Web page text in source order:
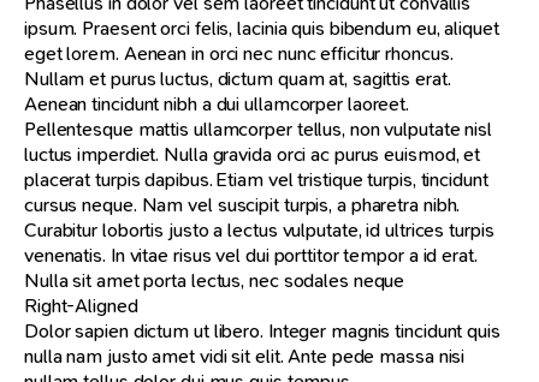
ipsum. Praesent orci felis, lacinia quis bibendum eu, aliquet
eget lorem. Aenean in orci nec nunc efficitur rhoncus.
Nullam et purus luctus, dictum quam at, sagittis erat.
Aenean tincidunt nibh a dui ullamcorper laoreet.
Pellentesque mattis ullamcorper tellus, non vulputate nisl
luctus imperdiet. Nulla gravida orci ac purus euismod, et
placerat turpis dapibus. Etiam vel tristique turpis, tincidunt
cursus neque. Nam vel suscipit turpis, a pharetra nibh.
Curabitur lobortis justo a lectus vulputate, id ultrices turpis
venenatis. In vitae risus vel dui porttitor tempor a id erat.
Nulla sit amet porta lectus, nec sodales neque
Right-Aligned
Dolor sapien dictum ut libero. Integer magnis tincidunt quis
nulla nam justo amet vidi sit elit. Ante pede massa nisi